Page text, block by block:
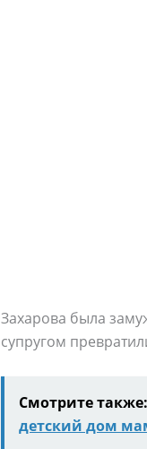
Захарова была
супругом
Смотрите также:
детский дом